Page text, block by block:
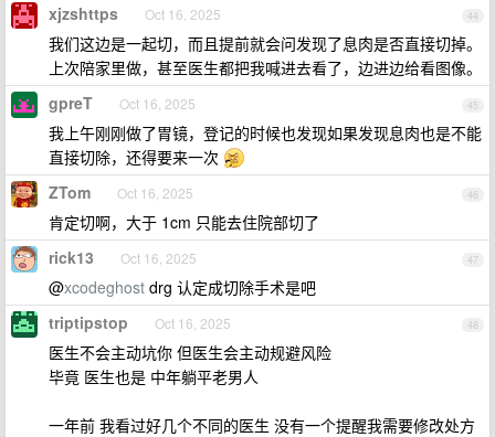
44
xjzshttps Oct 16, 2025
我们这边是一起切，而且提前就会问发现了息肉是否直接切掉。
上次陪家里做，甚至医生都把我喊进去看了，边进边给看图像。
45
gpreT Oct 16, 2025
我上午刚刚做了胃镜，登记的时候也发现如果发现息肉也是不能
直接切除，还得要来一次
46
ZTom Oct 16, 2025
肯定切啊，大于 1cm 只能去住院部切了
47
rick13 Oct 16, 2025
@xcodeghost drg 认定成切除手术是吧
48
triptipstop Oct 16, 2025
医生不会主动坑你 但医生会主动规避风险
毕竟 医生也是 中年躺平老男人
一年前 我看过好几个不同的医生 没有一个提醒我需要修改处方